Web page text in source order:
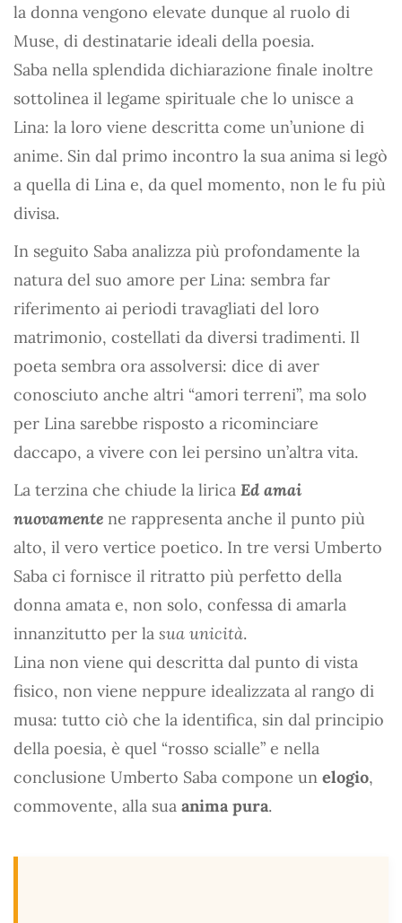
la donna vengono elevate dunque al ruolo di
Muse, di destinatarie ideali della poesia.
Saba nella splendida dichiarazione finale inoltre
sottolinea il legame spirituale che lo unisce a
Lina: la loro viene descritta come un’unione di
anime. Sin dal primo incontro la sua anima si legò
a quella di Lina e, da quel momento, non le fu più
divisa.
In seguito Saba analizza più profondamente la
natura del suo amore per Lina: sembra far
riferimento ai periodi travagliati del loro
matrimonio, costellati da diversi tradimenti. Il
poeta sembra ora assolversi: dice di aver
conosciuto anche altri “amori terreni”, ma solo
per Lina sarebbe risposto a ricominciare
daccapo, a vivere con lei persino un’altra vita.
La terzina che chiude la lirica Ed amai
nuovamente ne rappresenta anche il punto più
alto, il vero vertice poetico. In tre versi Umberto
Saba ci fornisce il ritratto più perfetto della
donna amata e, non solo, confessa di amarla
innanzitutto per la sua unicità.
Lina non viene qui descritta dal punto di vista
fisico, non viene neppure idealizzata al rango di
musa: tutto ciò che la identifica, sin dal principio
della poesia, è quel “rosso scialle” e nella
conclusione Umberto Saba compone un elogio,
commovente, alla sua anima pura.